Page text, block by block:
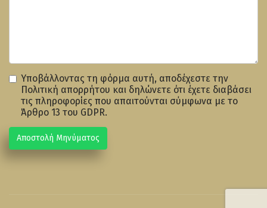
Υποβάλλοντας τη φόρμα αυτή, αποδέχεστε την
Πολιτική απορρήτου και δηλώνετε ότι έχετε διαβάσει
τις πληροφορίες που απαιτούνται σύμφωνα με το
Άρθρο 13 του GDPR.
Αποστολή Μηνύματος